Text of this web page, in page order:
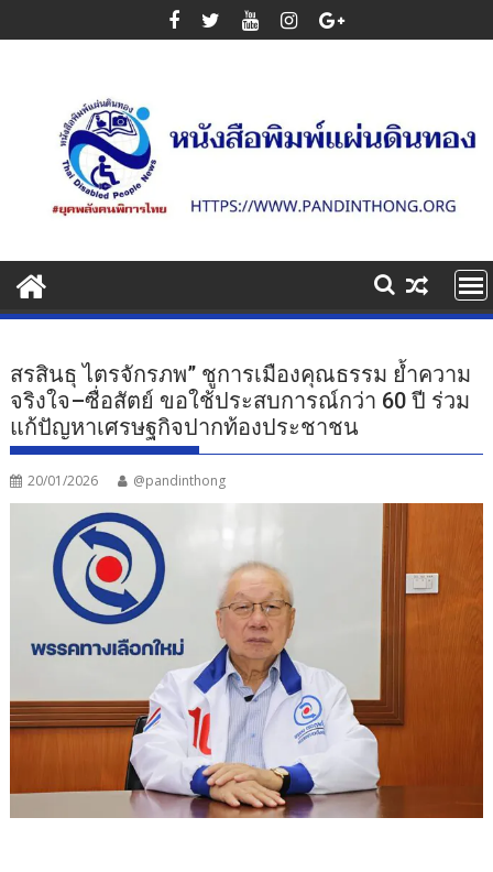
to
สรสินธุ ไตรจักรภพ” ชูการเมืองคุณธรรม ย้ำความ
จริงใจ–ซื่อสัตย์ ขอใช้ประสบการณ์กว่า 60 ปี ร่วม
แก้ปัญหาเศรษฐกิจปากท้องประชาชน
20/01/2026 @pandinthong